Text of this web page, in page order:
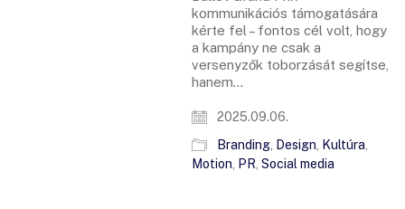
kommunikációs támogatására
kérte fel – fontos cél volt, hogy
a kampány ne csak a
versenyzők toborzását segítse,
hanem…
2025.09.06.
Branding Design Kultúra
Motion
PR ,Social media